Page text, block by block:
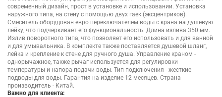
современный дизайн, прост в установке и использовании. Установка
наружного типа, на стену с помощью двух гаек (эксцентриков).
Смеситель оборудован евро переключателем воды с крана на душевую
лейку, что подчеркивает его функциональность. Длина излива 350 мм.
Излив поворотного типа, что позволяет его использовать и для ванной
и для умывальника. В комплекте также поставляется душевой шланг,
лейка и крепление к стене для ручного душа. Управление краном -
однорычажное, также рычаг используется для регулировки
температуры и напора подачи воды. Тип подключения - жесткие
подводы для воды. Гарантия на изделие 12 месяцев. Страна
производитель - Китай.
Важно для клиента: